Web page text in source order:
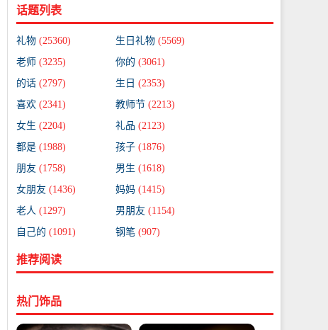
话题列表
礼物 (25360) 生日礼物 (5569)
老师 (3235) 你的 (3061)
的话 (2797) 生日 (2353)
喜欢 (2341) 教师节 (2213)
女生 (2204) 礼品 (2123)
都是 (1988) 孩子 (1876)
朋友 (1758) 男生 (1618)
女朋友 (1436) 妈妈 (1415)
老人 (1297) 男朋友 (1154)
自己的 (1091) 钢笔 (907)
推荐阅读
热门饰品